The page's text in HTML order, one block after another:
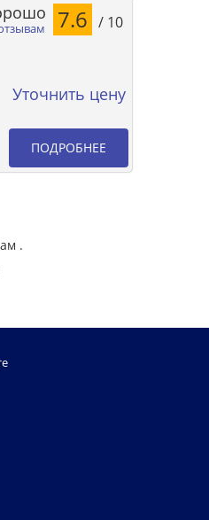
7.6 / 10
Уточнить цену
ПОДРОБНЕЕ
.